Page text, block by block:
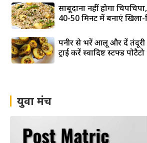
साबूदाना नहीं होगा
40-50 मिनट में बनाएं
पनीर से भरें आलू और दें तंदूरी
ट्राई करें स्वादिष्ट स्टफ्ड पोटैटो
युवा मंच